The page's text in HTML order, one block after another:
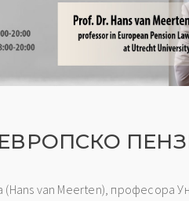
van Meerten), професора